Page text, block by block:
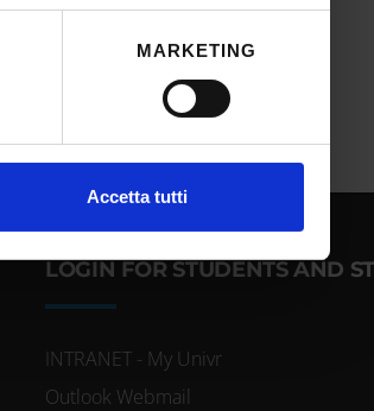
metro,
sezione dettagli . Puoi
social media e per analizzare il
MARKETING
Accetta tutti
LOGIN FOR STUDENTS AND
INTRANET - My Univr
Outlook Webmail